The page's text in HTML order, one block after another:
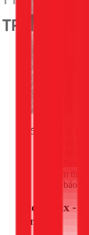
Bước 5:
lớp nhựa
thợ sẽ tiến
thấm. Nếu
nghiệm thu
phiếu bảo
Chọn 1Fix -
vững